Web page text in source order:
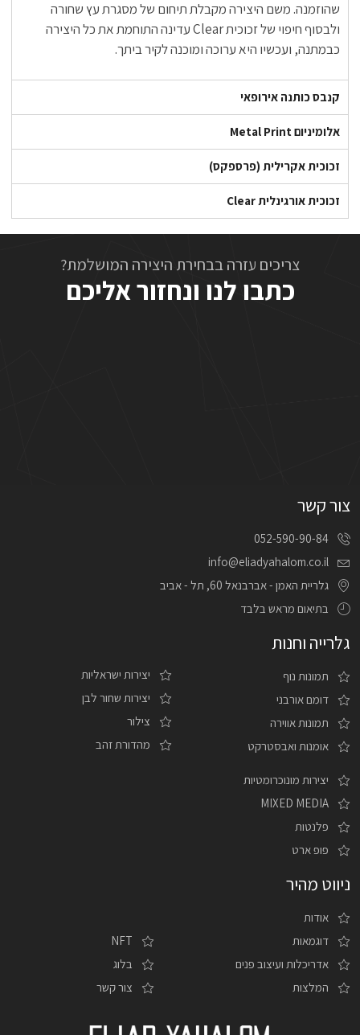
שהוזמנה. משם היצירה מקבלת תיחום של מסגרת עץ שחורה
ולבסוף חיפוי של זכוכית Clear עדינה התוחמת את כל היצירה
כבמתנה, ועכשיו היא ערוכה ומוכנה לקיר ביתך.
קנבס כותנה אירופאי
אלומיניום Metal Print
זכוכית אקרילית (פרספקס)
זכוכית אורגינלית Clear
צריכים עזרה בבחירת היצירה המושלמת?
כתבו לנו ונחזור אליכם
צור קשר
052-590-90-84
info@eliadyahalom.co.il
גלריית האמן - אברבנאל 60, תל - אביב
בתיאום מראש בלבד
גלרייה וחנות
תמונות נוף
דומם אורבני
תמונות אווירה
אומנות ואבסטרקט
יצירות ישראליות
יצירות שחור לבן
צילור
מהדורת זהב
יצירות מונוכרומטיות
MIXED MEDIA
פלנטות
פופ ארט
ניווט מהיר
אודות
דוגמאות
אדריכלות ועיצוב פנים
המלצות
NFT
בלוג
צור קשר